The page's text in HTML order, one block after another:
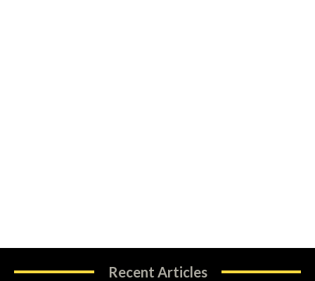
Recent Articles